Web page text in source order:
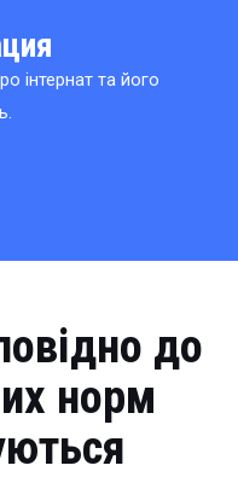
інтернат та його
до
норм